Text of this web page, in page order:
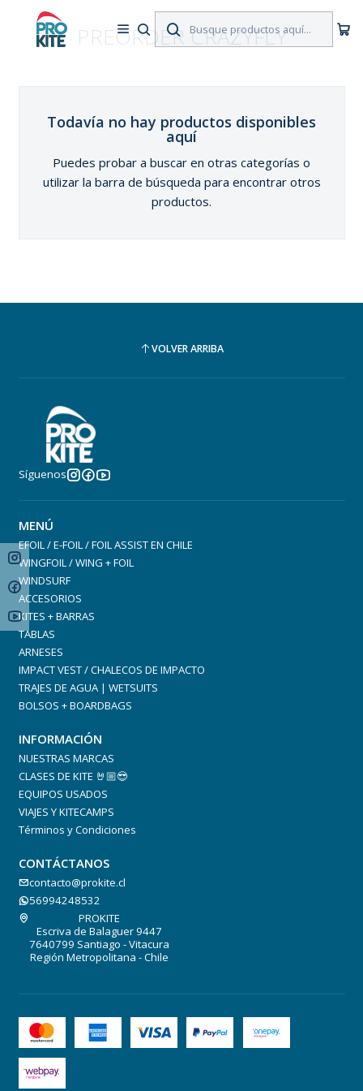
PREORDER CRAZYFLY
Todavía no hay productos disponibles
aquí
Puedes probar a buscar en otras categorías o
utilizar la barra de búsqueda para encontrar otros
productos.
VOLVER ARRIBA
Síguenos
MENÚ
EFOIL / E-FOIL / FOIL ASSIST EN CHILE
WINGFOIL / WING + FOIL
WINDSURF
ACCESORIOS
KITES + BARRAS
TABLAS
ARNESES
IMPACT VEST / CHALECOS DE IMPACTO
TRAJES DE AGUA | WETSUITS
BOLSOS + BOARDBAGS
INFORMACIÓN
NUESTRAS MARCAS
CLASES DE KITE 🤘🏼😎
EQUIPOS USADOS
VIAJES Y KITECAMPS
Términos y Condiciones
CONTÁCTANOS
contacto@prokite.cl
56994248532
PROKITE
Escriva de Balaguer 9447
7640799 Santiago - Vitacura
Región Metropolitana - Chile